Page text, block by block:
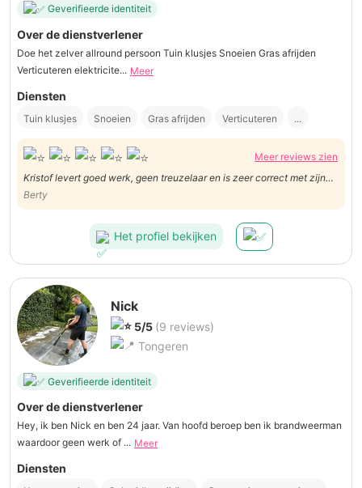
Geverifieerde identiteit
Over de dienstverlener
Doe het zelver allround persoon Tuin klusjes Snoeien Gras afrijden
Verticuteren elektricite... Meer
Diensten
Tuin klusjes Snoeien Gras afrijden Verticuteren ...
Meer reviews zien
Kristof levert goed werk, geen treuzelaar en is zeer correct met zijn
prijs
Berty
Het profiel bekijken
Nick
5/5 (9 reviews)
Tongeren
Geverifieerde identiteit
Over de dienstverlener
Hey, ik ben Nick en ben 24 jaar. Van hoofd beroep ben ik brandweerman
waardoor geen werk of ... Meer
Diensten